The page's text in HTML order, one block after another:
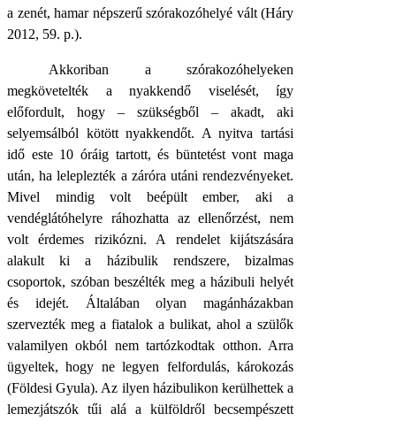
a zenét, hamar népszerű szórakozóhelyé vált (Háry
2012, 59. p.).
Akkoriban a szórakozóhelyeken
megkövetelték a nyakkendő viselését, így
előfordult, hogy – szükségből – akadt, aki
selyemsálból kötött nyakkendőt. A nyitva tartási
idő este 10 óráig tartott, és büntetést vont maga
után, ha leleplezték a záróra utáni rendezvényeket.
Mivel mindig volt beépült ember, aki a
vendéglátóhelyre ráhozhatta az ellenőrzést, nem
volt érdemes rizikózni. A rendelet kijátszására
alakult ki a házibulik rendszere, bizalmas
csoportok, szóban beszélték meg a házibuli helyét
és idejét. Általában olyan magánházakban
szervezték meg a fiatalok a bulikat, ahol a szülők
valamilyen okból nem tartózkodtak otthon. Arra
ügyeltek, hogy ne legyen felfordulás, károkozás
(Földesi Gyula). Az ilyen házibulikon kerülhettek a
lemezjátszók tűi alá a külföldről becsempészett